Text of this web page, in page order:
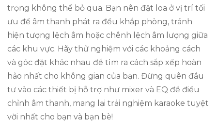
trọng không thể bỏ qua. Bạn nên đặt loa ở vị trí tối
ưu để âm thanh phát ra đều khắp phòng, tránh
hiện tượng lệch âm hoặc chênh lệch âm lượng giữa
các khu vực. Hãy thử nghiệm với các khoảng cách
và góc đặt khác nhau để tìm ra cách sắp xếp hoàn
hảo nhất cho không gian của bạn. Đừng quên đầu
tư vào các thiết bị hỗ trợ như mixer và EQ để điều
chỉnh âm thanh, mang lại trải nghiệm karaoke tuyệt
vời nhất cho bạn và bạn bè!